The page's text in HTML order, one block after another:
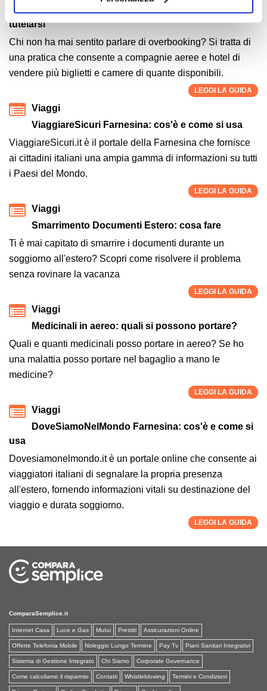
Overbooking: cos'è, come funziona e come
tutelarsi
Chi non ha mai sentito parlare di overbooking? Si tratta di
una pratica che consente a compagnie aeree e hotel di
vendere più biglietti e camere di quante disponibili.
LEGGI LA GUIDA
Viaggi
ViaggiareSicuri Farnesina: cos'è e come si usa
ViaggiareSicuri.it è il portale della Farnesina che fornisce
ai cittadini italiani una ampia gamma di informazioni su tutti
i Paesi del Mondo.
LEGGI LA GUIDA
Viaggi
Smarrimento Documenti Estero: cosa fare
Ti è mai capitato di smarrire i documenti durante un
soggiorno all'estero? Scopri come risolvere il problema
senza rovinare la vacanza
LEGGI LA GUIDA
Viaggi
Medicinali in aereo: quali si possono portare?
Quali e quanti medicinali posso portare in aereo? Se ho
una malattia posso portare nel bagaglio a mano le
medicine?
LEGGI LA GUIDA
Viaggi
DoveSiamoNelMondo Farnesina: cos'è e come si
usa
Dovesiamonelmondo.it è un portale online che consente ai
viaggiatori italiani di segnalare la propria presenza
all'estero, fornendo informazioni vitali su destinazione del
viaggio e durata soggiorno.
LEGGI LA GUIDA
ComparaSemplice.it
Internet Casa Luce e Gas Mutui Prestiti Assicurazioni Online
Offerte Telefonia Mobile Noleggio Lungo Termine Pay Tv Piani Sanitari Integrativi
Sistema di Gestione Integrato Chi Siamo Corporate Governance
Come calcoliamo il risparmio Contatti Whistleblowing Termini e Condizioni